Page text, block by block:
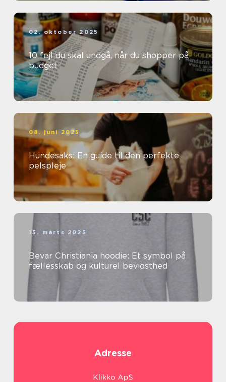
02. oktober 2025
10 fejl du skal undgå, når du shopper på
budget
08. juni 2025
Hundesaks: En guide til den perfekte
pelspleje
15. marts 2025
Bevar Christiania hoodie: Et symbol på
fællesskab og kulturel bevidsthed
Adresse